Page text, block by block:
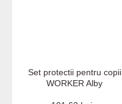
Set protectii pentru copii
WORKER Alby